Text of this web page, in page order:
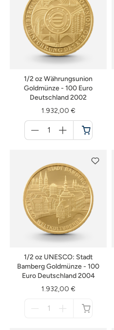
1/2 oz Währungsunion
Goldmünze - 100 Euro
Deutschland 2002
1.932,00 €
für
Warenkorb
1/2 oz UNESCO: Stadt
Bamberg Goldmünze - 100
Euro Deutschland 2004
1.932,00 €